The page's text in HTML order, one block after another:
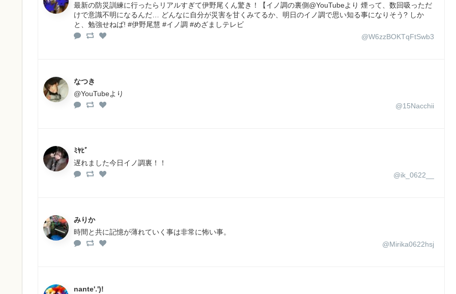
最新の防災訓練に行ったらリアルすぎて伊野尾くん驚き！【イノ調の裏側@YouTubeより 煙って、数回吸っただ
けで意識不明になるんだ… どんなに自分が災害を甘くみてるか、明日のイノ調で思い知る事になりそう? しか
と、勉強せねば! #伊野尾慧 #イノ調 #めざましテレビ
@W6zzBOKTqFtSwb3
なつき
@YouTubeより
@15Nacchii
ﾐﾔﾋﾞ
遅れました今日イノ調裏！！
@ik_0622__
みりか
時間と共に記憶が薄れていく事は非常に怖い事。
@Mirika0622hsj
nante'.')!